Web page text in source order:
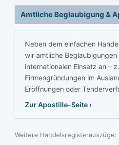
Amtliche Beglaubigung &
Neben dem einfachen
wir amtliche
internationalen Einsatz an –
Firmengründungen im
Eröffnungen oder
Zur Apostille-Seite ›
Weitere Handelsregisterauszüge: